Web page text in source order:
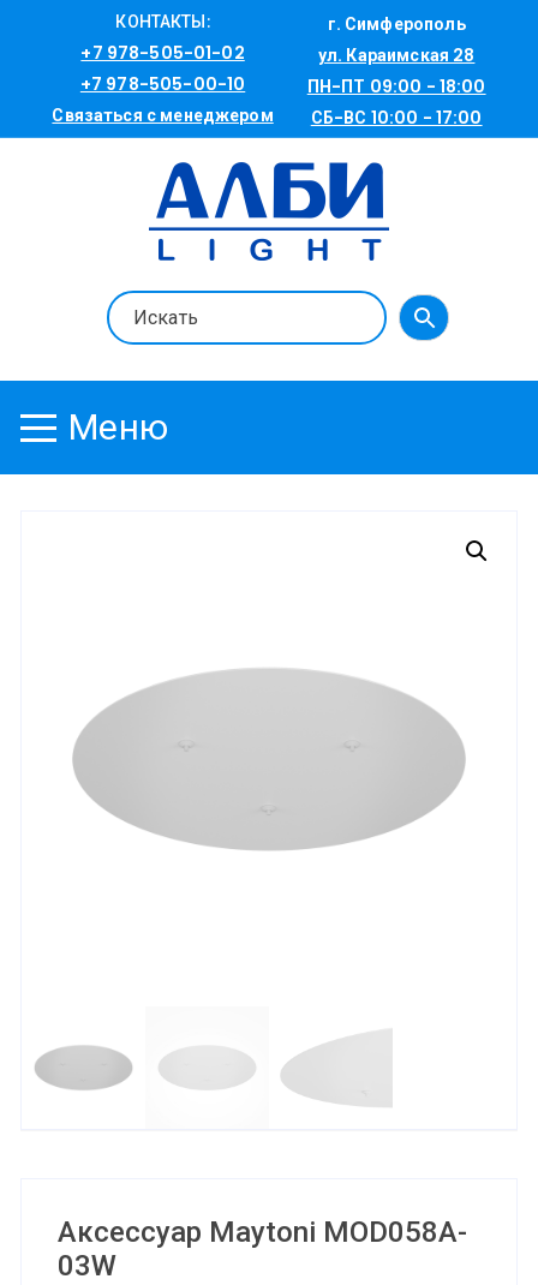
КОНТАКТЫ:
+7 978-505-01-02
+7 978-505-00-10
Связаться с менеджером
г. Симферополь
ул. Караимская 28
ПН-ПТ 09:00 - 18:00
СБ-ВС 10:00 - 17:00
Меню
Аксессуар Maytoni MOD058A-
03W